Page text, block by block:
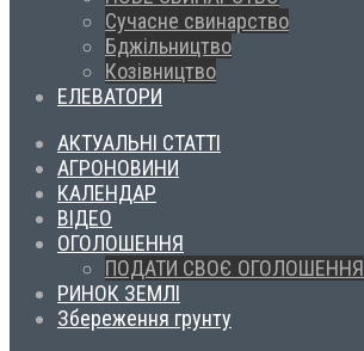
Сучасне свинарство
Бджільництво
Козівництво
ЕЛЕВАТОРИ
АКТУАЛЬНІ СТАТТІ
АГРОНОВИНИ
КАЛЕНДАР
ВІДЕО
ОГОЛОШЕННЯ
ПОДАТИ СВОЄ ОГОЛОШЕННЯ
РИНОК ЗЕМЛІ
Збереження грунту